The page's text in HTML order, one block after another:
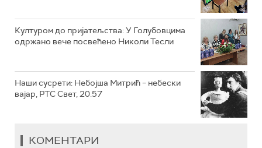
Културом до пријатељства: У Голубовцима
одржано вече посвећено Николи Тесли
Наши сусрети: Небојша Митрић – небески
вајар, РТС Свет, 20.57
КОМЕНТАРИ